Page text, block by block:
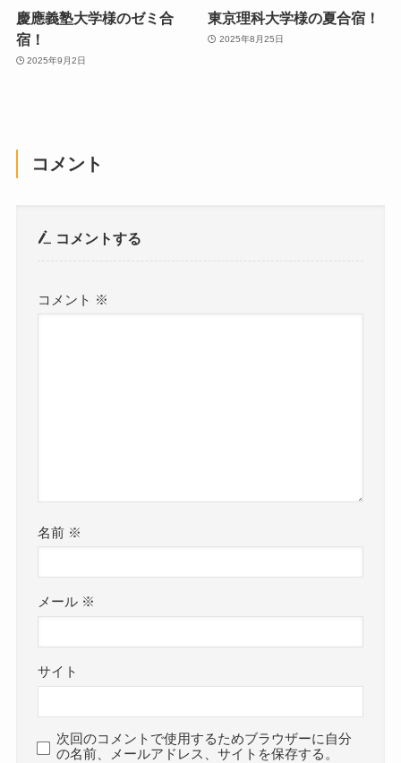
慶應義塾大学様のゼミ合
宿！
2025年9月2日
東京理科大学様の夏合宿！
2025年8月25日
コメント
コメントする
コメント ※
名前 ※
メール ※
サイト
次回のコメントで使用するためブラウザーに自分
の名前、メールアドレス、サイトを保存する。